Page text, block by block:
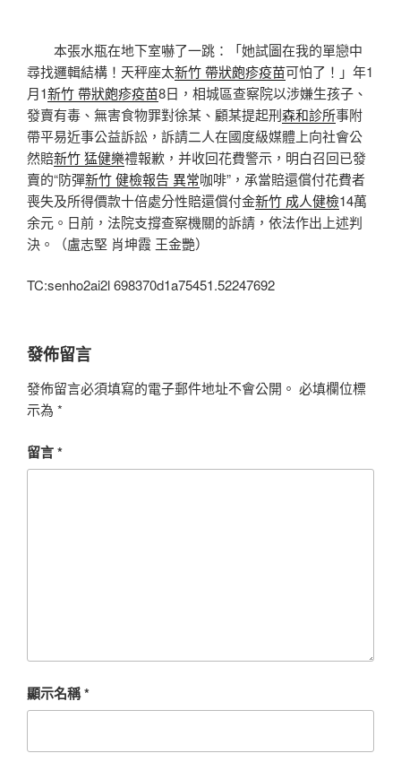
本張水瓶在地下室嚇了一跳：「她試圖在我的單戀中
尋找邏輯結構！天秤座太新竹 帶狀皰疹疫苗可怕了！」年1
月1新竹 帶狀皰疹疫苗8日，相城區查察院以涉嫌生孩子、
發賣有毒、無害食物罪對徐某、顧某提起刑森和診所事附
帶平易近事公益訴訟，訴請二人在國度級媒體上向社會公
然賠新竹 猛健樂禮報歉，并收回花費警示，明白召回已發
賣的“防彈新竹 健檢報告 異常咖啡”，承當賠還償付花費者
喪失及所得價款十倍處分性賠還償付金新竹 成人健檢14萬
余元。日前，法院支撐查察機關的訴請，依法作出上述判
決。（盧志堅 肖坤霞 王金艷）
TC:senho2ai2l 698370d1a75451.52247692
發佈留言
發佈留言必須填寫的電子郵件地址不會公開。 必填欄位標
示為 *
留言*
顯示名稱*